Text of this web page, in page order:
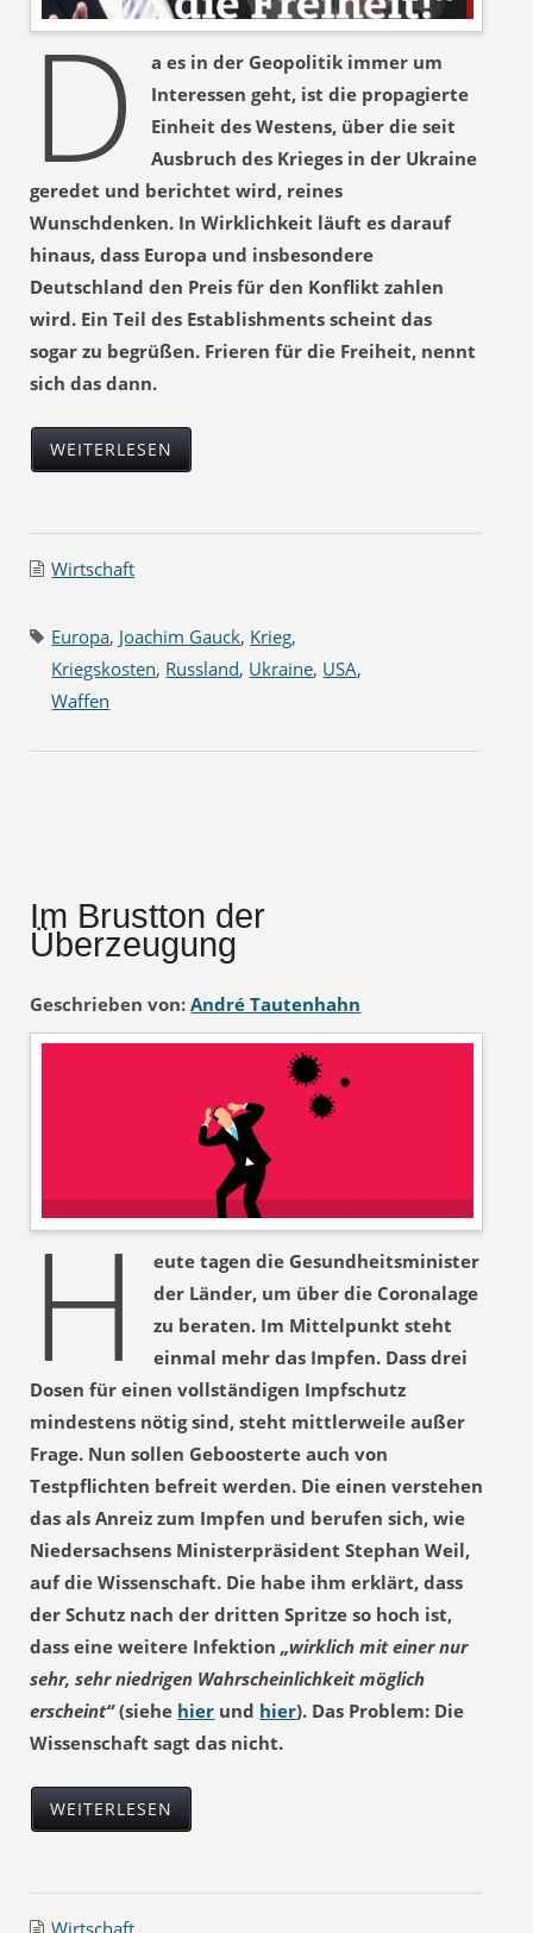
D
a es in der Geopolitik immer um
Interessen geht, ist die propagierte
Einheit des Westens, über die seit
Ausbruch des Krieges in der Ukraine
geredet und berichtet wird, reines
Wunschdenken. In Wirklichkeit läuft es darauf
hinaus, dass Europa und insbesondere
Deutschland den Preis für den Konflikt zahlen
wird. Ein Teil des Establishments scheint das
sogar zu begrüßen. Frieren für die Freiheit, nennt
sich das dann.
WEITERLESEN
Wirtschaft
Europa, Joachim Gauck, Krieg,
Kriegskosten, Russland, Ukraine, USA,
Waffen
Im Brustton der
Überzeugung
Geschrieben von: André Tautenhahn
H
eute tagen die Gesundheitsminister
der Länder, um über die Coronalage
zu beraten. Im Mittelpunkt steht
einmal mehr das Impfen. Dass drei
Dosen für einen vollständigen Impfschutz
mindestens nötig sind, steht mittlerweile außer
Frage. Nun sollen Geboosterte auch von
Testpflichten befreit werden. Die einen verstehen
das als Anreiz zum Impfen und berufen sich, wie
Niedersachsens Ministerpräsident Stephan Weil,
auf die Wissenschaft. Die habe ihm erklärt, dass
der Schutz nach der dritten Spritze so hoch ist,
dass eine weitere Infektion „wirklich mit einer nur
sehr, sehr niedrigen Wahrscheinlichkeit möglich
erscheint“(siehe hier und hier). Das Problem: Die
Wissenschaft sagt das nicht.
WEITERLESEN